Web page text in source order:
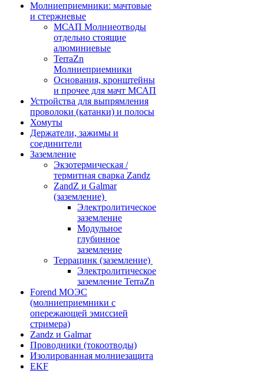
Молниеприемники: мачтовые
и стержневые
МСАП Молниеотводы
отдельно стоящие
алюминиевые
TerraZn
Молниеприемники
Основания, кронштейны
и прочее для мачт МСАП
Устройства для выпрямления
проволоки (катанки) и полосы
Хомуты
Держатели, зажимы и
соединители
Заземление
Экзотермическая /
термитная сварка Zandz
ZandZ и Galmar
(заземление)
Электролитическое
заземление
Модульное
глубинное
заземление
Террацинк (заземление)
Электролитическое
заземление TerraZn
Forend МОЭС
(молниеприемники с
опережающей эмиссией
стримера)
Zandz и Galmar
Проводники (токоотводы)
Изолированная молниезащита
EKF